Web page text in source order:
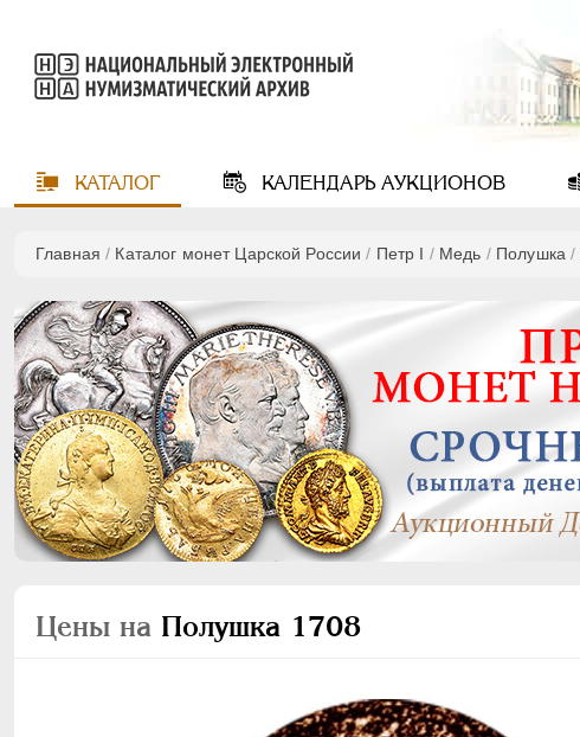
КАТАЛОГ КАЛЕНДАРЬАУКЦИОНОВ
Главная / Каталог монет Царской России / Пeтр I / Медь / Полушка /
Цены на Полушка 1708